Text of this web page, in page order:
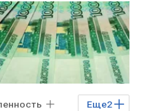
Еще2